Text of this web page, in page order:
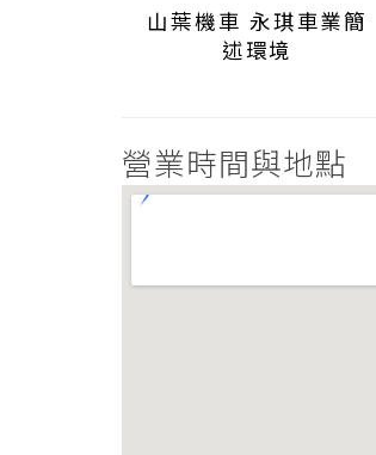
山葉機車 永琪車業簡
述環境
營業時間與地點